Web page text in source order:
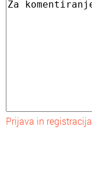
Prijava in registracija